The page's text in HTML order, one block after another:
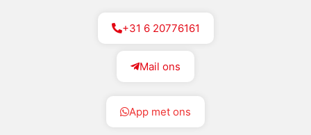
+31 6 20776161
Mail ons
App met ons